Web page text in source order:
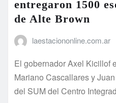
El gobernador Axel Kicillof
Mariano Cascallares y Juan
del SUM del Centro
READ MORE